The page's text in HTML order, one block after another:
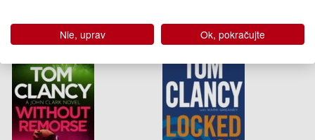
Nie, uprav Ok, pokračujte